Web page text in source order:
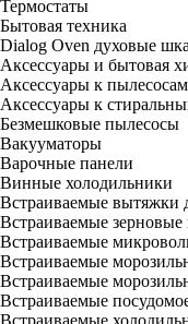
Термостаты
Бытовая техника
Dialog Oven духовые
Аксессуары и бытовая
Аксессуары к пылесосам
Аксессуары к
Безмешковые пылесосы
Вакууматоры
Варочные панели
Винные холодильники
Встраиваемые вытяжки
Встраиваемые
Встраиваемые
Встраиваемые
Встраиваемые
Встраиваемые
Встраиваемые